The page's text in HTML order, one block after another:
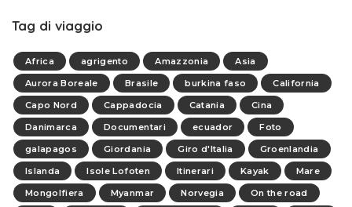
Tag di viaggio
Africa agrigento Amazzonia
Asia
Aurora Boreale
Brasile burkina faso
California
Capo Nord
Cappadocia Catania
Cina
Danimarca
Documentari ecuador
Foto
galapagos
Giordania Giro d'Italia
Groenlandia
Islanda
Isole Lofoten Itinerari Kayak
Mare
Mongolfiera
Myanmar Norvegia
On the road